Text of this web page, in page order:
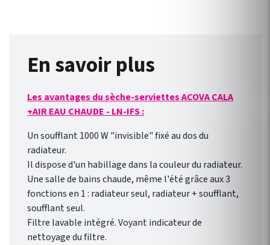
En savoir plus
Les avantages du sèche-serviettes ACOVA CALA
+AIR EAU CHAUDE - LN-IFS :
Un soufflant 1000 W "invisible" fixé au dos du
radiateur.
Il dispose d'un habillage dans la couleur du radiateur.
Une salle de bains chaude, même l'été grâce aux 3
fonctions en 1 : radiateur seul, radiateur + soufflant,
soufflant seul.
Filtre lavable intégré. Voyant indicateur de
nettoyage du filtre.